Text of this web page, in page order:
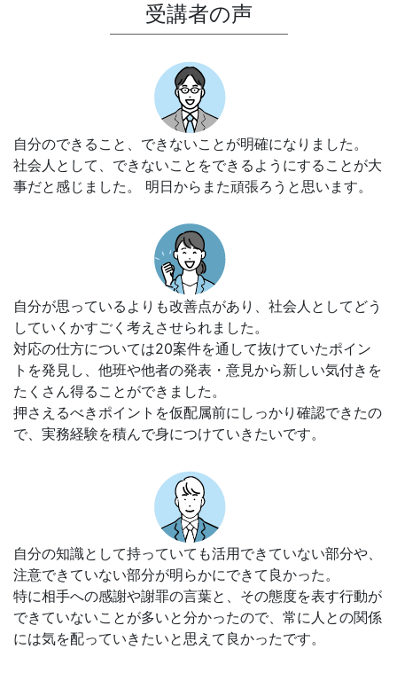
受講者の声
自分のできること、できないことが明確になりました。
社会人として、できないことをできるようにすることが大
事だと感じました。 明日からまた頑張ろうと思います。
自分が思っているよりも改善点があり、社会人としてどう
していくかすごく考えさせられました。
対応の仕方については20案件を通して抜けていたポイン
トを発見し、他班や他者の発表・意見から新しい気付きを
たくさん得ることができました。
押さえるべきポイントを仮配属前にしっかり確認できたの
で、実務経験を積んで身につけていきたいです。
自分の知識として持っていても活用できていない部分や、
注意できていない部分が明らかにできて良かった。
特に相手への感謝や謝罪の言葉と、その態度を表す行動が
できていないことが多いと分かったので、常に人との関係
には気を配っていきたいと思えて良かったです。